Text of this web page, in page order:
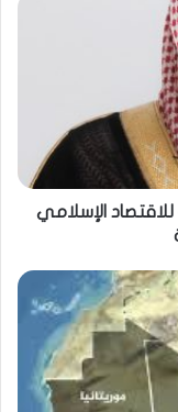
لندوة البركة للاقتصاد الإسلامي